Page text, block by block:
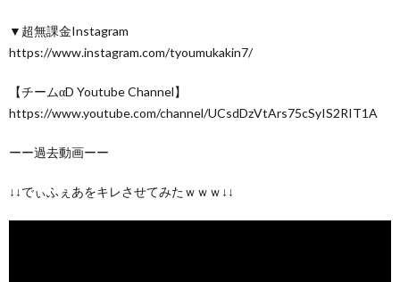
▼超無課金Instagram
https://www.instagram.com/tyoumukakin7/
【チームαD Youtube Channel】
https://www.youtube.com/channel/UCsdDzVtArs75cSyIS2RIT1A
ーー過去動画ーー
↓↓でぃふぇあをキレさせてみたｗｗｗ↓↓